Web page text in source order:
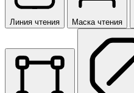
Линия чтения Маска чтения